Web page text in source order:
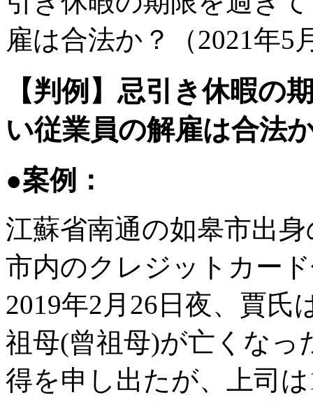
雇は合法か？（2021年5
【判例】忌引き休暇の
い従業員の解雇は合法
●案例：
江蘇省南通の如皋市出
市内のクレジットカー
2019年2月26日夜、賈氏
祖母(曾祖母)が亡くなっ
得を申し出たが、上司